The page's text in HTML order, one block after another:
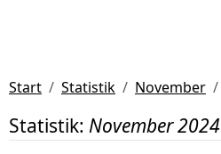
Start Statistik November
Statistik: November 2024